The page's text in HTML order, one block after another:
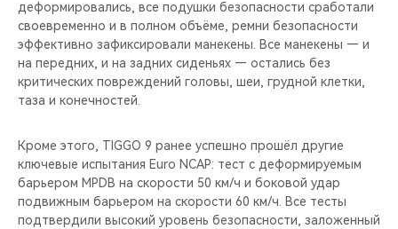
деформировались, все подушки безопасности сработали
своевременно и в полном объёме, ремни безопасности
эффективно зафиксировали манекены. Все манекены — и
на передних, и на задних сиденьях — остались без
критических повреждений головы, шеи, грудной клетки,
таза и конечностей.
Кроме этого, TIGGO 9 ранее успешно прошёл другие
ключевые испытания Euro NCAP: тест с деформируемым
барьером MPDB на скорости 50 км/ч и боковой удар
подвижным барьером на скорости 60 км/ч. Все тесты
подтвердили высокий уровень безопасности, заложенный